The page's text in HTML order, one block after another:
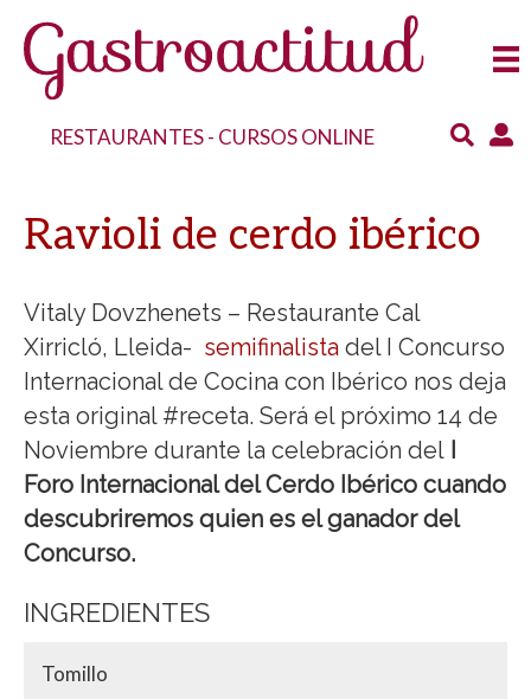
RESTAURANTES- CURSOS ONLINE
Ravioli de cerdo ibérico
Vitaly Dovzhenets – Restaurante Cal
Xirricló, Lleida- semifinalista del I Concurso
Internacional de Cocina con Ibérico nos deja
esta original #receta. Será el próximo 14 de
Noviembre durante la celebración del I
Foro Internacional del Cerdo Ibérico cuando
descubriremos quien es el ganador del
Concurso.
INGREDIENTES
Tomillo